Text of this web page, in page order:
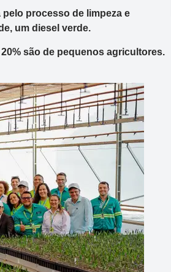
processo de limpeza e
um diesel verde.
são de pequenos agricultores.